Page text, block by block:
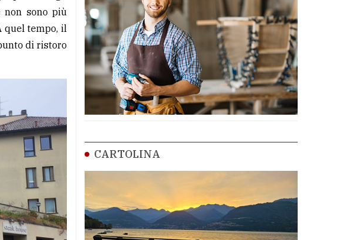
sono più
quel tempo, il
di ristoro
CARTOLINA